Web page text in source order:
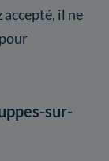
accepté, il ne
sur-